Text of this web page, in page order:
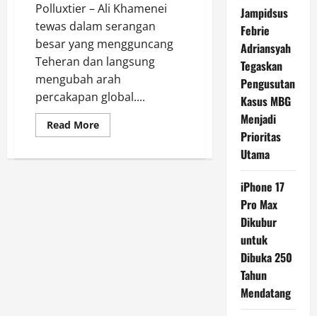
Polluxtier – Ali Khamenei
tewas dalam serangan
besar yang mengguncang
Teheran dan langsung
mengubah arah
percakapan global....
Read MoreRead
more
Khamenei
Jampidsus
Febrie
Adriansyah
Tegaskan
Pengusutan
Kasus MBG
Menjadi
Prioritas
Utama
iPhone 17
Pro Max
Dikubur
untuk
Dibuka 250
Tahun
Mendatang